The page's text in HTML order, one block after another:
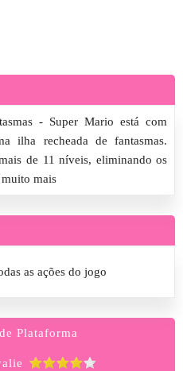
- Super Mario está com
ilha recheada de fantasmas.
de 11 níveis, eliminando os
mais
as ações do jogo
Plataforma